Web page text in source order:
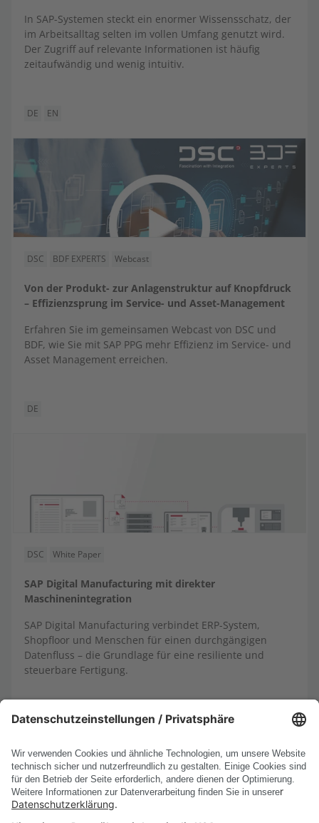
In SAP-Systemen steckt ein enormer Wissensschatz, der
im Arbeitsalltag selten im vollen Umfang genutzt wird.
Der Zugriff auf relevante Informationen ist häufig
zeitaufwändig und wenig intuitiv.
DE EN
DSC BDF EXPERTS Webcast
Von der Produkt- zur Anlagenstruktur auf Knopfdruck
– Effizienzsprung im Service- und Asset-Management
Erfahren Sie im gemeinsamen Webcast von DSC und
BDF, wie Sie mit SAP PPG mehr Effizienz im Service- und
Asset Management erreichen.
DE
DSC White Paper
SAP Digital Manufacturing mit direkter
Maschinenintegration
SAP Digital Manufacturing verbindet ERP-System,
Shopfloor und Menschen für einen durchgängigen
Datenfluss – die Grundlage für eine resiliente und
steuerbare Fertigung.
DE EN
1-8 1 2 3 4 5 ... 17 < >